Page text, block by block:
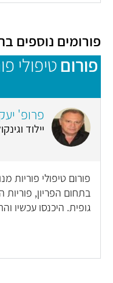
פורומים נוספים
פורום טיפולי
פרופ'
יילוד
פורום טיפולי פוריות
בתחום הפריון, פוריות
גופית. היכנסו עכשיו